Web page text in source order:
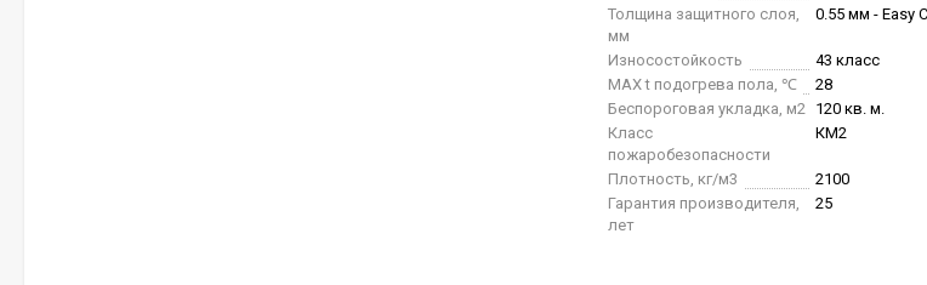
Толщина защитного слоя,
мм
0.55 мм - Easy
Износостойкость
43 класс
MAX t подогрева пола, ℃
28
Беспороговая укладка, м2 120 кв. м.
Класс
пожаробезопасности
КМ2
Плотность, кг/м3
2100
Гарантия производителя,
лет
25